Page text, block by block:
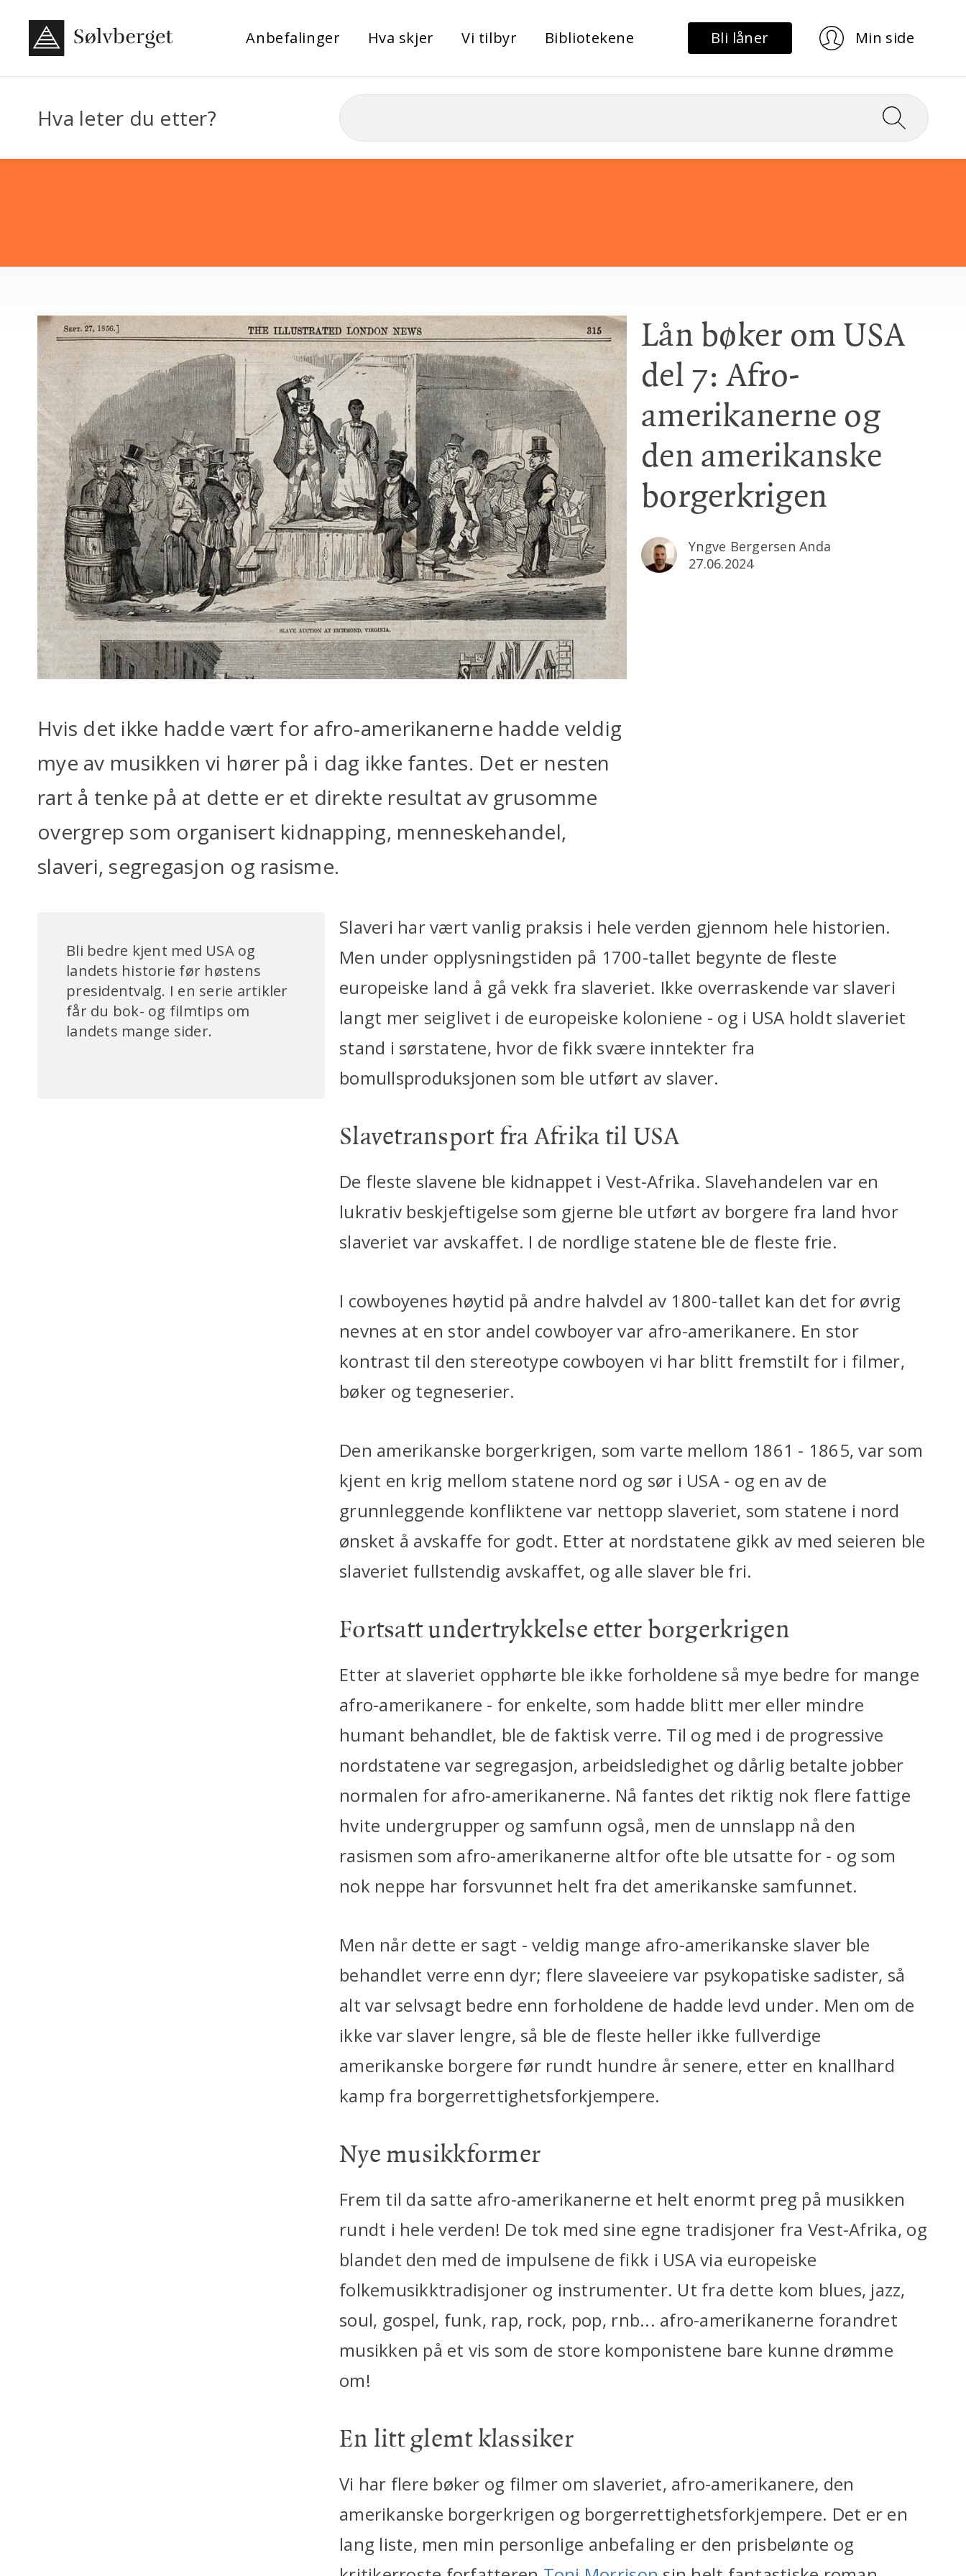
Anbefalinger Hva skjer Vi tilbyr Bibliotekene Bli låner Min side
Hva leter du etter?
Lån bøker om USA
del 7: Afro-
amerikanerne og
den amerikanske
borgerkrigen
Yngve Bergersen Anda
27.06.2024
Hvis det ikke hadde vært for afro-amerikanerne hadde veldig
mye av musikken vi hører på i dag ikke fantes. Det er nesten
rart å tenke på at dette er et direkte resultat av grusomme
overgrep som organisert kidnapping, menneskehandel,
slaveri, segregasjon og rasisme.
Slaveri har vært vanlig praksis i hele verden gjennom hele historien.
Men under opplysningstiden på 1700-tallet begynte de fleste
europeiske land å gå vekk fra slaveriet. Ikke overraskende var slaveri
langt mer seiglivet i de europeiske koloniene - og i USA holdt slaveriet
stand i sørstatene, hvor de fikk svære inntekter fra
bomullsproduksjonen som ble utført av slaver.
Slavetransport fra Afrika til USA
De fleste slavene ble kidnappet i Vest-Afrika. Slavehandelen var en
lukrativ beskjeftigelse som gjerne ble utført av borgere fra land hvor
slaveriet var avskaffet. I de nordlige statene ble de fleste frie.
I cowboyenes høytid på andre halvdel av 1800-tallet kan det for øvrig
nevnes at en stor andel cowboyer var afro-amerikanere. En stor
kontrast til den stereotype cowboyen vi har blitt fremstilt for i filmer,
bøker og tegneserier.
Den amerikanske borgerkrigen, som varte mellom 1861 - 1865, var som
kjent en krig mellom statene nord og sør i USA - og en av de
grunnleggende konfliktene var nettopp slaveriet, som statene i nord
ønsket å avskaffe for godt. Etter at nordstatene gikk av med seieren ble
slaveriet fullstendig avskaffet, og alle slaver ble fri.
Fortsatt undertrykkelse etter borgerkrigen
Etter at slaveriet opphørte ble ikke forholdene så mye bedre for mange
afro-amerikanere - for enkelte, som hadde blitt mer eller mindre
humant behandlet, ble de faktisk verre. Til og med i de progressive
nordstatene var segregasjon, arbeidsledighet og dårlig betalte jobber
normalen for afro-amerikanerne. Nå fantes det riktig nok flere fattige
hvite undergrupper og samfunn også, men de unnslapp nå den
rasismen som afro-amerikanerne altfor ofte ble utsatte for - og som
nok neppe har forsvunnet helt fra det amerikanske samfunnet.
Men når dette er sagt - veldig mange afro-amerikanske slaver ble
behandlet verre enn dyr; flere slaveeiere var psykopatiske sadister, så
alt var selvsagt bedre enn forholdene de hadde levd under. Men om de
ikke var slaver lengre, så ble de fleste heller ikke fullverdige
amerikanske borgere før rundt hundre år senere, etter en knallhard
kamp fra borgerrettighetsforkjempere.
Nye musikkformer
Frem til da satte afro-amerikanerne et helt enormt preg på musikken
rundt i hele verden! De tok med sine egne tradisjoner fra Vest-Afrika, og
blandet den med de impulsene de fikk i USA via europeiske
folkemusikktradisjoner og instrumenter. Ut fra dette kom blues, jazz,
soul, gospel, funk, rap, rock, pop, rnb... afro-amerikanerne forandret
musikken på et vis som de store komponistene bare kunne drømme
om!
En litt glemt klassiker
Vi har flere bøker og filmer om slaveriet, afro-amerikanere, den
amerikanske borgerkrigen og borgerrettighetsforkjempere. Det er en
lang liste, men min personlige anbefaling er den prisbelønte og
Bli bedre kjent med USA og
landets historie før høstens
presidentvalg. I en serie artikler
får du bok- og filmtips om
landets mange sider.